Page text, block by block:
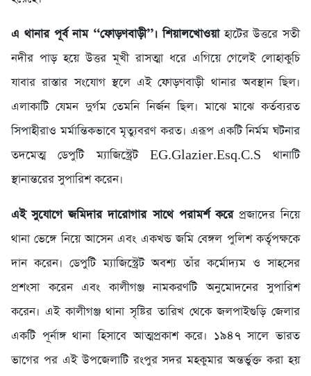
এ থানার পূর্ব নাম ‘‘ফোড়ণবাড়ী’’। শিয়ালখোওয়াহাটের উত্তরে সতী
নদীর পাড় হয়ে উত্তর মূখী রাসত্মা ধরে এগিয়ে গেলেই লোহাকুচি
যাবার রাস্তার সংযোগ স্থলে এই ফোড়ণবাড়ী থানার অবস্থান ছিল।
এলাকাটি যেমন দুর্গম তেমনি নির্জন ছিল। মাঝে মাঝে কর্তব্যরত
সিপাহীরাও মর্মান্তিকভাবে মৃত্যুবরণ করত। এরূপ একটি নির্মম ঘটনার
তদমেত্ম ডেপুটি ম্যাজিস্ট্রেট EG.Glazier.Esq.C.S থানাটি
স্থানান্তরের সুপারিশ করেন।
এই সুযোগে জমিদার দারোগার সাথে পরামর্শ করেপ্রজাদের নিয়ে
থানা ভেঙ্গে নিয়ে আসেন এবং একখন্ড জমি বেঙ্গল পুলিশ কর্তৃপক্ষকে
দান করেন। ডেপুটি ম্যাজিস্ট্রেট অবশ্য তাঁর কর্মোদ্যম ও সাহসের
প্রশংসা করেন এবং কালীগঞ্জ নামকরণটি অনুমোদনের সুপারিশ
করেন। এই কালীগঞ্জ থানা সৃষ্টির তারিখ থেকে জলপাইগুড়ি জেলার
একটি পূর্নাঙ্গ থানা হিসাবে আত্মপ্রকাশ করে। ১৯৪৭ সালে ভারত
ভাগের পর এই উপজেলাটি রংপুর সদর মহকুমার অন্তর্ভুক্ত করা হয়